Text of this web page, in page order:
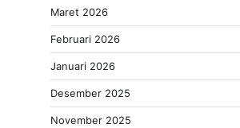
Maret 2026
Februari 2026
Januari 2026
Desember 2025
November 2025